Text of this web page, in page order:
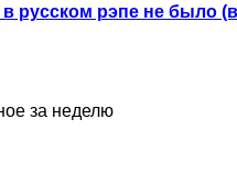
русском рэпе не было
за неделю